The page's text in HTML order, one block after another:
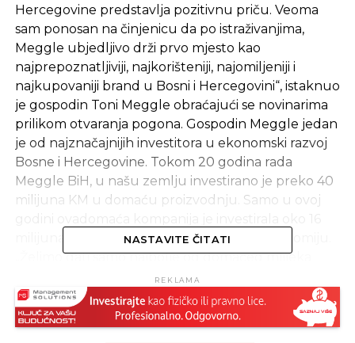
Hercegovine predstavlja pozitivnu priču. Veoma
sam ponosan na činjenicu da po istraživanjima,
Meggle ubjedljivo drži prvo mjesto kao
najprepoznatljiviji, najkorišteniji, najomiljeniji i
najkupovaniji brand u Bosni i Hercegovini“, istaknuo
je gospodin Toni Meggle obraćajući se novinarima
prilikom otvaranja pogona. Gospodin Meggle jedan
je od najznačajnijih investitora u ekonomski razvoj
Bosne i Hercegovine. Tokom 20 godina rada
Meggle BiH, u našu zemlju investirano je preko 40
milijuna KM u domaću proizvodnju. Samo u ovoj
milijuna KM u razvoj poslovanja ali i bh. ekonomiju.
„Želimo dati samo najbolje od domaćeg mlijeka
koje proizvode farmeri iz Bosne i Hercegovine.
Otvaranje nove Tetra Pak EDGE linije rezultat je
našeg dugogodišnjeg rada, posvećenosti i
osluškivanja potreba tržišta.
NASTAVITE ČITATI
REKLAMA